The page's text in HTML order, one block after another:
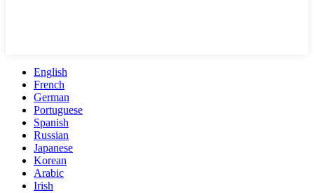
English
French
German
Portuguese
Spanish
Russian
Japanese
Korean
Arabic
Irish